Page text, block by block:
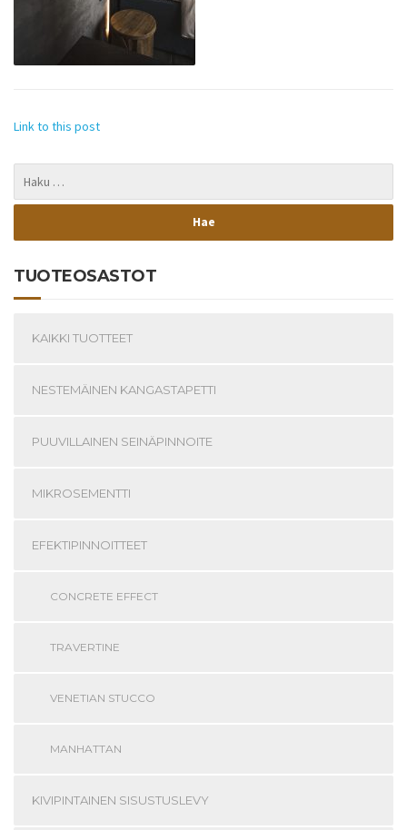
Link to this post
TUOTEOSASTOT
KAIKKI TUOTTEET
NESTEMÄINEN KANGASTAPETTI
PUUVILLAINEN SEINÄPINNOITE
MIKROSEMENTTI
EFEKTIPINNOITTEET
CONCRETE EFFECT
TRAVERTINE
VENETIAN STUCCO
MANHATTAN
KIVIPINTAINEN SISUSTUSLEVY